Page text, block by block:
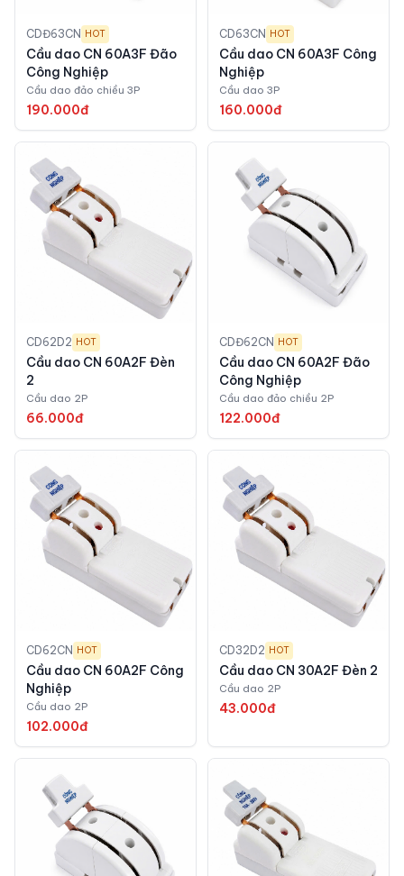
CDĐ63CN HOT
Cầu dao CN 60A3F Đão
Công Nghiệp
Cầu dao đảo chiều 3P
190.000đ
CD63CN HOT
Cầu dao CN 60A3F Công
Nghiệp
Cầu dao 3P
160.000đ
CD62D2 HOT
Cầu dao CN 60A2F Đèn
2
Cầu dao 2P
66.000đ
CDĐ62CN HOT
Cầu dao CN 60A2F Đão
Công Nghiệp
Cầu dao đảo chiều 2P
122.000đ
CD62CN HOT
Cầu dao CN 60A2F Công
Nghiệp
Cầu dao 2P
102.000đ
CD32D2 HOT
Cầu dao CN 30A2F Đèn 2
Cầu dao 2P
43.000đ